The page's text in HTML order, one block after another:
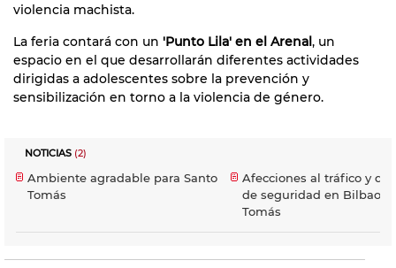
violencia machista.
La feria contará con un 'Punto Lila' en el Arenal, un
espacio en el que desarrollarán diferentes actividades
dirigidas a adolescentes sobre la prevención y
sensibilización en torno a la violencia de género.
NOTICIAS (2)
Ambiente agradable para Santo
Tomás
Afecciones al tráfico y
de seguridad en Bilbao
Tomás